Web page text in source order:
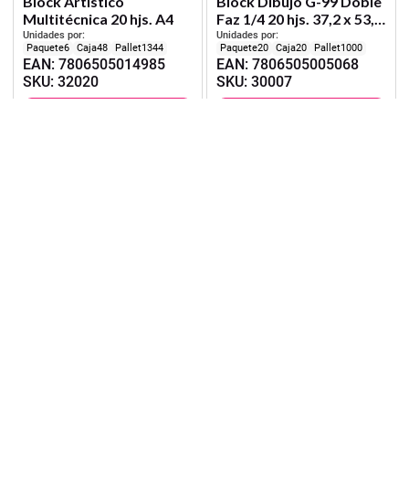
Multitécnica 20 hjs. A4
Unidades por:
6
48 1344
EAN:7806505014985
SKU:32020
Faz 1/4 20 hjs. 37,2 x 53,2
cm
Unidades por:
20
20 1000
EAN: 7806505005068
SKU: 30007